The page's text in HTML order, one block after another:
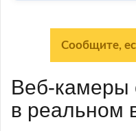
Сообщите,
Веб-камеры
в реальном